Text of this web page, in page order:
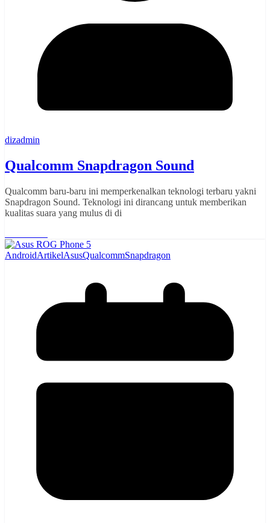
dizadmin
Qualcomm Snapdragon Sound
Qualcomm baru-baru ini memperkenalkan teknologi terbaru yakni
Snapdragon Sound. Teknologi ini dirancang untuk memberikan
kualitas suara yang mulus di di
AndroidArtikelAsusQualcommSnapdragon